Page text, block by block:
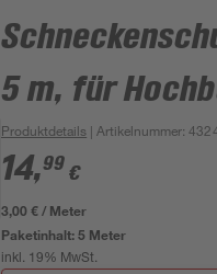
5 m, für
Produktdetails | Artikelnummer:
14,99 €
3,00 € / Meter
Paketinhalt:5 Meter
inkl. 19% MwSt.